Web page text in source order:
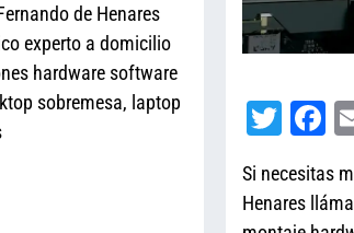
de Henares
experto a domicilio
hardware software
sobremesa, laptop
T
tt
er
Si necesitas
Henares